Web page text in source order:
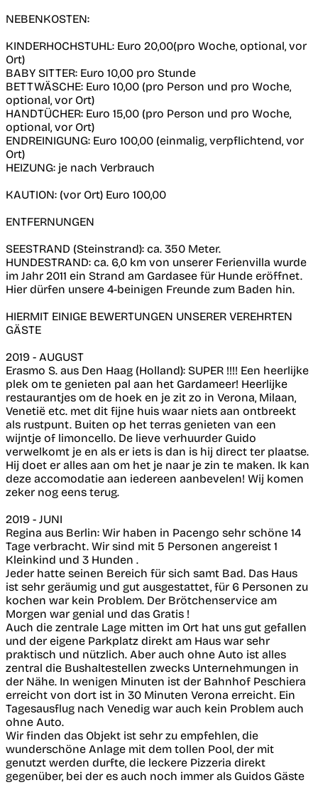
NEBENKOSTEN:
KINDERHOCHSTUHL: Euro 20,00(pro Woche, optional, vor
Ort)
BABY SITTER: Euro 10,00 pro Stunde
BETTWÄSCHE: Euro 10,00 (pro Person und pro Woche,
optional, vor Ort)
HANDTÜCHER: Euro 15,00 (pro Person und pro Woche,
optional, vor Ort)
ENDREINIGUNG: Euro 100,00 (einmalig, verpflichtend, vor
Ort)
HEIZUNG: je nach Verbrauch
KAUTION: (vor Ort) Euro 100,00
ENTFERNUNGEN
SEESTRAND (Steinstrand): ca. 350 Meter.
HUNDESTRAND: ca. 6,0 km von unserer Ferienvilla wurde
im Jahr 2011 ein Strand am Gardasee für Hunde eröffnet.
Hier dürfen unsere 4-beinigen Freunde zum Baden hin.
HIERMIT EINIGE BEWERTUNGEN UNSERER VEREHRTEN
GÄSTE
2019 - AUGUST
Erasmo S. aus Den Haag (Holland): SUPER !!!! Een heerlijke
plek om te genieten pal aan het Gardameer! Heerlijke
restaurantjes om de hoek en je zit zo in Verona, Milaan,
Venetië etc. met dit fijne huis waar niets aan ontbreekt
als rustpunt. Buiten op het terras genieten van een
wijntje of limoncello. De lieve verhuurder Guido
verwelkomt je en als er iets is dan is hij direct ter plaatse.
Hij doet er alles aan om het je naar je zin te maken. Ik kan
deze accomodatie aan iedereen aanbevelen! Wij komen
zeker nog eens terug.
2019 - JUNI
Regina aus Berlin: Wir haben in Pacengo sehr schöne 14
Tage verbracht. Wir sind mit 5 Personen angereist 1
Kleinkind und 3 Hunden .
Jeder hatte seinen Bereich für sich samt Bad. Das Haus
ist sehr geräumig und gut ausgestattet, für 6 Personen zu
kochen war kein Problem. Der Brötchenservice am
Morgen war genial und das Gratis !
Auch die zentrale Lage mitten im Ort hat uns gut gefallen
und der eigene Parkplatz direkt am Haus war sehr
praktisch und nützlich. Aber auch ohne Auto ist alles
zentral die Bushaltestellen zwecks Unternehmungen in
der Nähe. In wenigen Minuten ist der Bahnhof Peschiera
erreicht von dort ist in 30 Minuten Verona erreicht. Ein
Tagesausflug nach Venedig war auch kein Problem auch
ohne Auto.
Wir finden das Objekt ist sehr zu empfehlen, die
wunderschöne Anlage mit dem tollen Pool, der mit
genutzt werden durfte, die leckere Pizzeria direkt
gegenüber, bei der es auch noch immer als Guidos Gäste